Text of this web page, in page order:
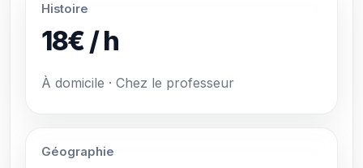
Histoire
18€ / h
À domicile · Chez le professeur
Géographie